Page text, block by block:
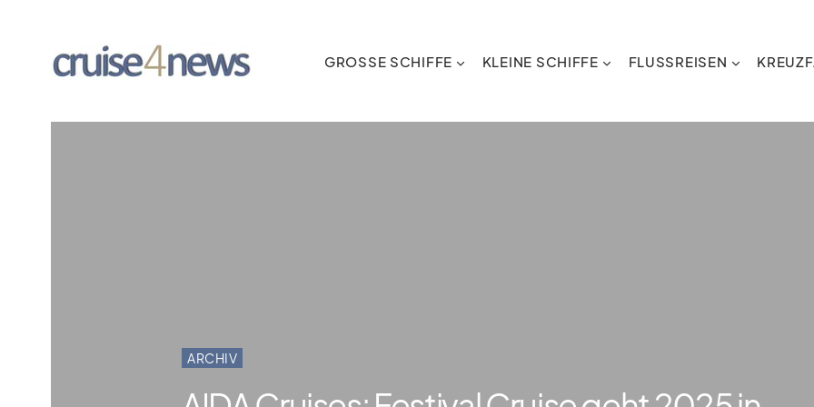
GROSSE SCHIFFE KLEINE SCHIFFE FLUSSREISEN
ARCHIV